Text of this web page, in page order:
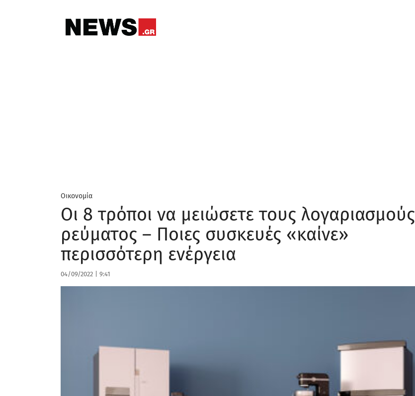
Οικονομία
Οι 8 τρόποι να μειώσετε τους λογαριασμούς
ρεύματος – Ποιες συσκευές «καίνε»
περισσότερη ενέργεια
04/09/2022 9:41